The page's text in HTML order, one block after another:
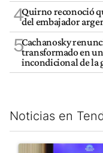
4Quirno reconoció
del embajador
5Cachanosky
transformado en
incondicional de la
Noticias en
Este listado muestra
Un artículo de